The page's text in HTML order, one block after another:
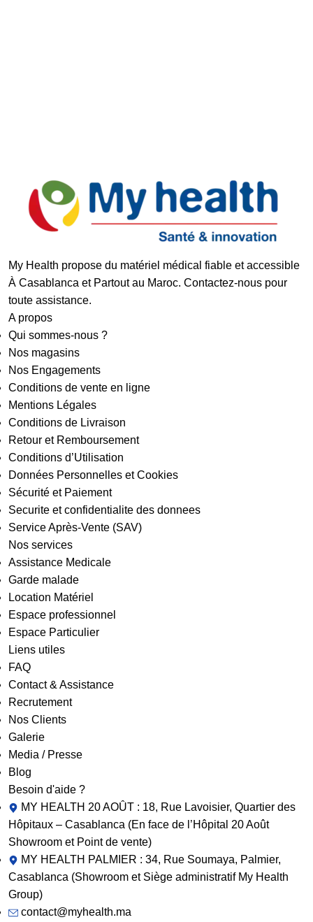
My Health propose du matériel médical fiable et accessible
À Casablanca et Partout au Maroc. Contactez-nous pour
toute assistance.
A propos
Qui sommes-nous ?
Nos magasins
Nos Engagements
Conditions de vente en ligne
Mentions Légales
Conditions de Livraison
Retour et Remboursement
Conditions d’Utilisation
Données Personnelles et Cookies
Sécurité et Paiement
Securite et confidentialite des donnees
Service Après-Vente (SAV)
Nos services
Assistance Medicale
Garde malade
Location Matériel
Espace professionnel
Espace Particulier
Liens utiles
FAQ
Contact & Assistance
Recrutement
Nos Clients
Galerie
Media / Presse
Blog
Besoin d'aide ?
MY HEALTH 20 AOÛT : 18, Rue Lavoisier, Quartier des
Hôpitaux – Casablanca (En face de l’Hôpital 20 Août
Showroom et Point de vente)
MY HEALTH PALMIER : 34, Rue Soumaya, Palmier,
Casablanca (Showroom et Siège administratif My Health
Group)
contact@myhealth.ma